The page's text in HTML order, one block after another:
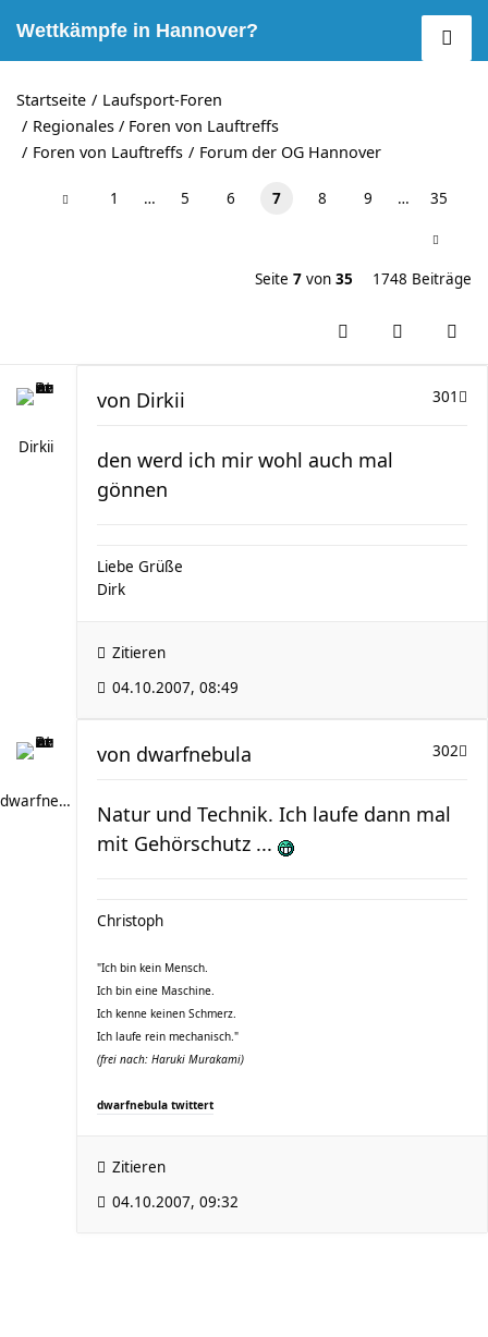
Wettkämpfe in Hannover?
Startseite
Laufsport-Foren
Regionales / Foren von Lauftreffs
Foren von Lauftreffs
Forum der OG Hannover
1 … 5 6 7 8 9 … 35
Seite 7 von 35 1748 Beiträge
Dirkii
301
von Dirkii
den werd ich mir wohl auch mal
gönnen
Liebe Grüße
Dirk
Zitieren
04.10.2007, 08:49
dwarfnebula
302
von dwarfnebula
Natur und Technik. Ich laufe dann mal
mit Gehörschutz ...
Christoph
"Ich bin kein Mensch.
Ich bin eine Maschine.
Ich kenne keinen Schmerz.
Ich laufe rein mechanisch."
(frei nach: Haruki Murakami)
dwarfnebula twittert
Zitieren
04.10.2007, 09:32